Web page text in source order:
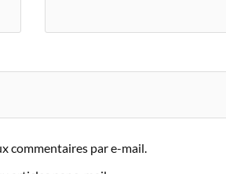
commentaires par e-mail.